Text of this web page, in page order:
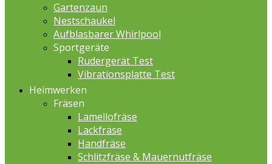
Gartenzaun
Nestschaukel
Aufblasbarer Whirlpool
Sportgeräte
Rudergerät Test
Vibrationsplatte Test
Heimwerken
Fräsen
Lamellofräse
Lackfräse
Handfräse
Schlitzfräse & Mauernutfräse